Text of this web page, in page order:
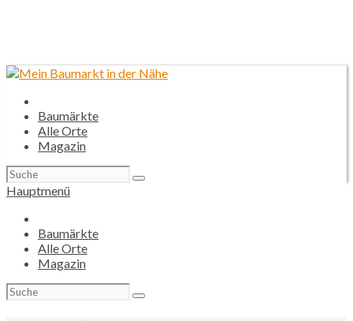
Baumärkte
Alle Orte
Magazin
Suchen
nach:
Hauptmenü
Baumärkte
Alle Orte
Magazin
Suchen
nach: